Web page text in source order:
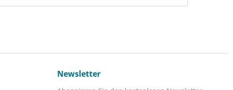
Newsletter